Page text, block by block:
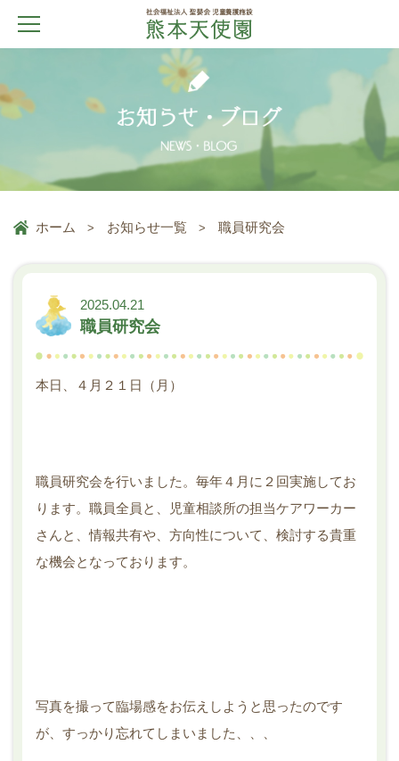
ホーム お知らせ一覧 職員研究会
2025.04.21
職員研究会
本日、４月２１日（月）
職員研究会を行いました。毎年４月に２回実施してお
ります。職員全員と、児童相談所の担当ケアワーカー
さんと、情報共有や、方向性について、検討する貴重
な機会となっております。
写真を撮って臨場感をお伝えしようと思ったのです
が、すっかり忘れてしまいました、、、